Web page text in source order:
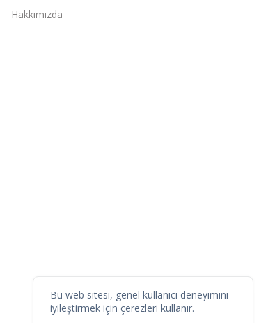
Hakkımızda
Bu web sitesi, genel kullanıcı deneyimini
iyileştirmek için çerezleri kullanır.